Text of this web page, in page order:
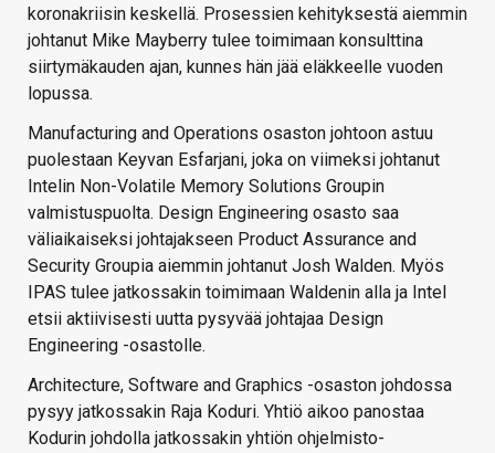
koronakriisin keskellä. Prosessien kehityksestä aiemmin
johtanut Mike Mayberry tulee toimimaan konsulttina
siirtymäkauden ajan, kunnes hän jää eläkkeelle vuoden
lopussa.
Manufacturing and Operations osaston johtoon astuu
puolestaan Keyvan Esfarjani, joka on viimeksi johtanut
Intelin Non-Volatile Memory Solutions Groupin
valmistuspuolta. Design Engineering osasto saa
väliaikaiseksi johtajakseen Product Assurance and
Security Groupia aiemmin johtanut Josh Walden. Myös
IPAS tulee jatkossakin toimimaan Waldenin alla ja Intel
etsii aktiivisesti uutta pysyvää johtajaa Design
Engineering -osastolle.
Architecture, Software and Graphics -osaston johdossa
pysyy jatkossakin Raja Koduri. Yhtiö aikoo panostaa
Kodurin johdolla jatkossakin yhtiön ohjelmisto-